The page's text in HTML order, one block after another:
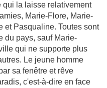
qui la laisse relativement
Marie-Flore, Marie-
et Pasqualine. Toutes sont
du pays, sauf Marie-
qui ne supporte plus
Le jeune homme
sa fenêtre et rêve
c'est-à-dire en face